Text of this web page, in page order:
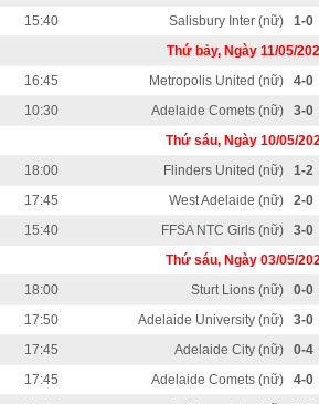
15:40
Salisbury Inter (nữ) 1-0
Thứ bảy, Ngày 11/05/
16:45
Metropolis United (nữ) 4-0
10:30
Adelaide Comets (nữ) 3-0
Thứ sáu, Ngày 10/05/
18:00
Flinders United (nữ) 1-2
17:45
West Adelaide (nữ) 2-0
15:40
FFSA NTC Girls (nữ) 3-0
Thứ sáu, Ngày 03/05/
18:00
Sturt Lions (nữ) 0-0
17:50
Adelaide University (nữ) 3-0
17:45
Adelaide City (nữ) 0-4
17:45
Adelaide Comets (nữ) 4-0